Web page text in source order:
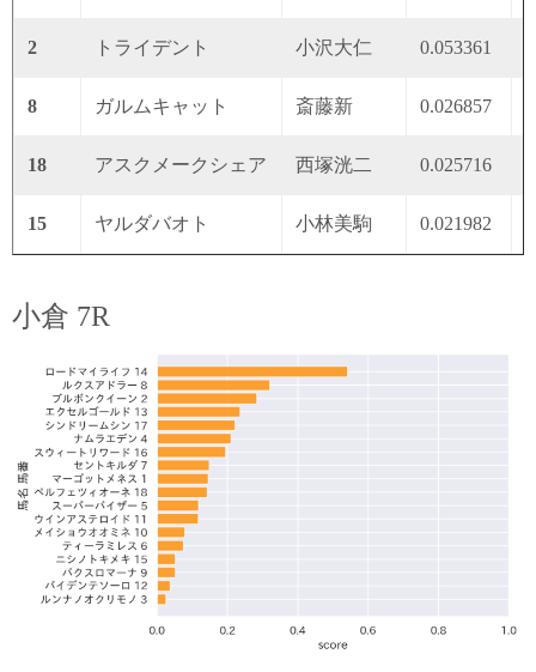
2 トライデント 小沢大仁 0.053361
8 ガルムキャット 斎藤新 0.026857
18 アスクメークシェア 西塚洸二 0.025716
15 ヤルダバオト 小林美駒 0.021982
小倉 7R